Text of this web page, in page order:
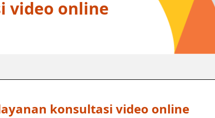
video online
konsultasi video online